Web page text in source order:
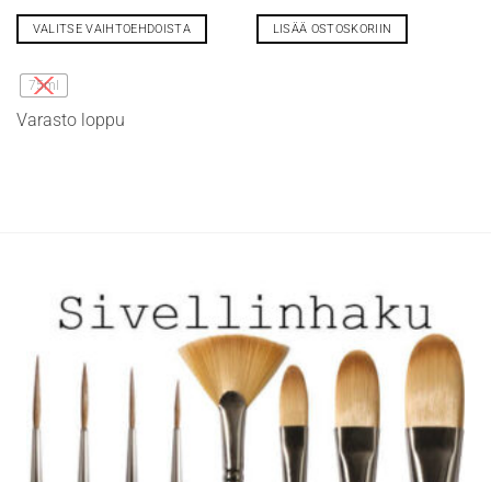
VALITSE VAIHTOEHDOISTA
tuotteella
on
useampi
75ml
Varasto loppu
LISÄÄ OSTOSKORIIN